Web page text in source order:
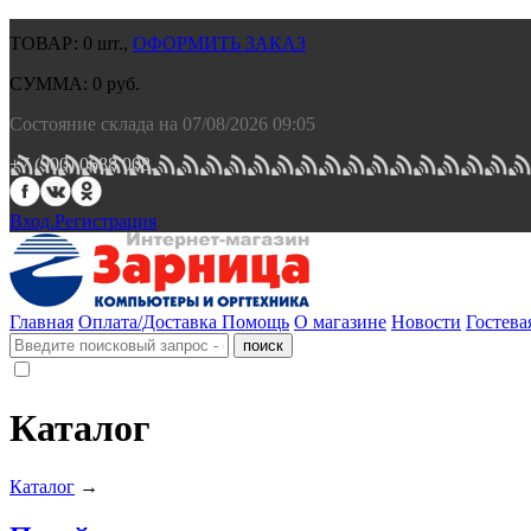
ТОВАР: 0 шт., ОФОРМИТЬ ЗАКАЗ
СУММА: 0 руб.
Состояние склада на 07/08/2026 09:05
+7 (900) 0688 008.
Вход.Регистрация
Главная Оплата/Доставка Помощь О магазине Новости
Каталог
Каталог →